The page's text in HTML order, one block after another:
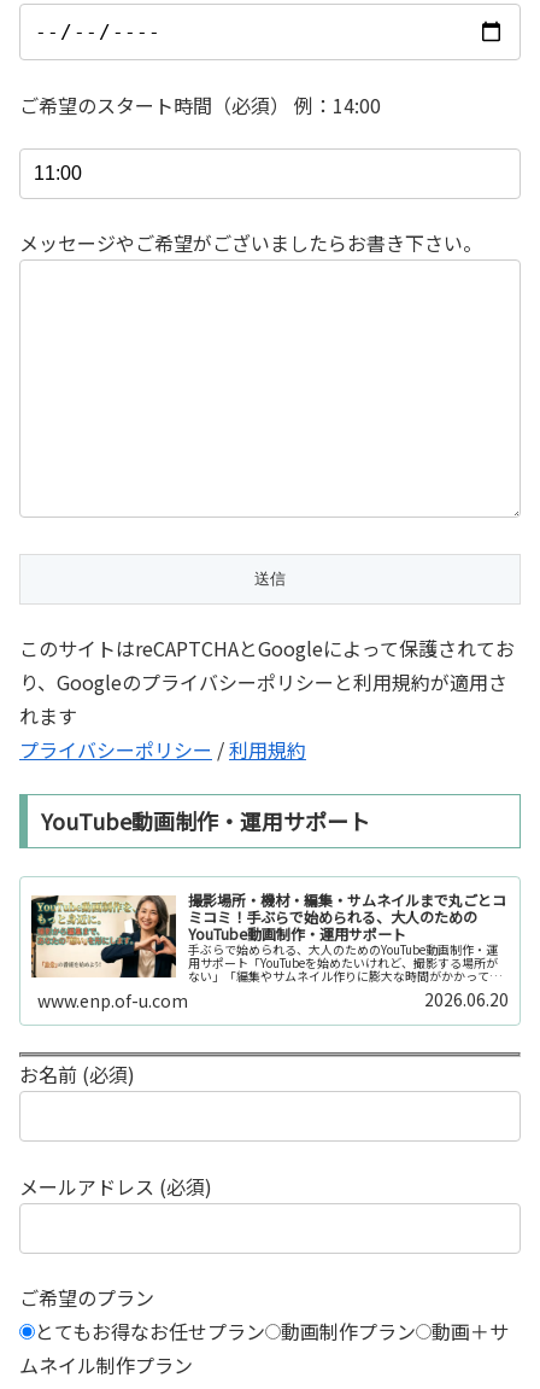
ご希望のスタート時間（必須） 例：14:00
メッセージやご希望がございましたらお書き下さい。
このサイトはreCAPTCHAとGoogleによって保護されてお
り、Googleのプライバシーポリシーと利用規約が適用さ
れます
プライバシーポリシー /利用規約
YouTube動画制作・運用サポート
撮影場所・機材・編集・サムネイルまで丸ごとコ
ミコミ！手ぶらで始められる、大人のための
YouTube動画制作・運用サポート
手ぶらで始められる、大人のためのYouTube動画制作・運
用サポート「YouTubeを始めたいけれど、撮影する場所が
ない」「編集やサムネイル作りに膨大な時間がかかって長
続きしない」「機材を揃えるだけで何万円もかかってしま
www.enp.of-u.com 2026.06.20
お名前 (必須)
メールアドレス (必須)
ご希望のプラン
とてもお得なお任せプラン 動画制作プラン 動画＋サ
ムネイル制作プラン